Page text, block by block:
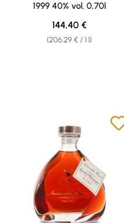
1999 40% vol. 0,70l
(206,29 € / 1 l)
Regular price:
144,40 €